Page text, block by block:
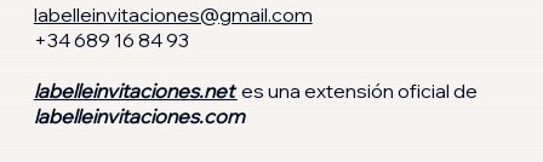
labelleinvitaciones@gmail.com
+34 689 16 84 93
labelleinvitaciones.netes una extensión oficial de
labelleinvitaciones.com